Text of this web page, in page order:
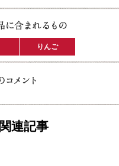
りんご
関連記事